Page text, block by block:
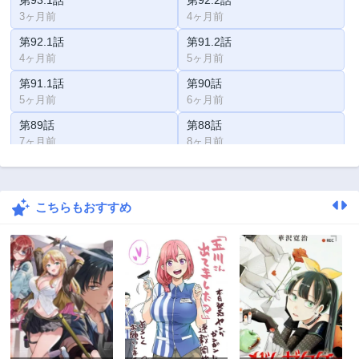
3ヶ月前 4ヶ月前
第92.1話
4ヶ月前
第91.2話
5ヶ月前
第91.1話
5ヶ月前
第90話
6ヶ月前
第89話
7ヶ月前
第88話
8ヶ月前
第87話 第86話
第85話
第83話
1年前
第82話
1年前
第81話
1年前
第80話
1年前
第79話
1年前
第78話
2年前
こちらもおすすめ